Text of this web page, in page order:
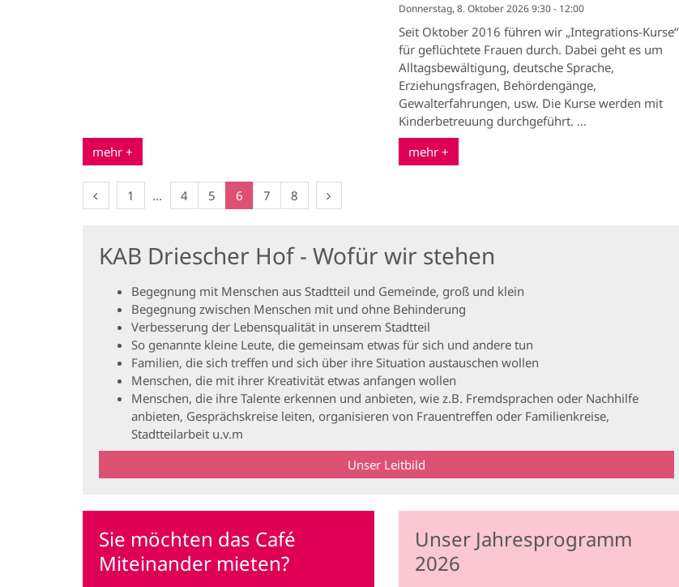
mehr +
Donnerstag, 8. Oktober 2026 9:30 - 12:00
Seit Oktober 2016 führen wir „Integrations-Kurse“
für geflüchtete Frauen durch. Dabei geht es um
Alltagsbewältigung, deutsche Sprache,
Erziehungsfragen, Behördengänge,
Gewalterfahrungen, usw. Die Kurse werden mit
Kinderbetreuung durchgeführt. ...
mehr +
Vorherige Seite
Erste Seite
1 4 5 6 7 8 Nächste Seite
KAB Driescher Hof - Wofür wir stehen
Begegnung mit Menschen aus Stadtteil und Gemeinde, groß und klein
Begegnung zwischen Menschen mit und ohne Behinderung
Verbesserung der Lebensqualität in unserem Stadtteil
So genannte kleine Leute, die gemeinsam etwas für sich und andere tun
Familien, die sich treffen und sich über ihre Situation austauschen wollen
Menschen, die mit ihrer Kreativität etwas anfangen wollen
Menschen, die ihre Talente erkennen und anbieten, wie z.B. Fremdsprachen oder Nachhilfe
anbieten, Gesprächskreise leiten, organisieren von Frauentreffen oder Familienkreise,
Stadtteilarbeit u.v.m
Unser Leitbild
Sie möchten das Café
Miteinander mieten?
Unser Jahresprogramm
2026